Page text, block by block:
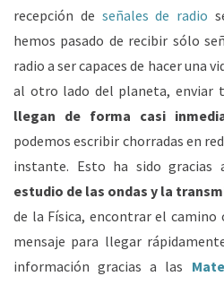
recepción de señales de radio
hemos pasado de recibir sólo
radio a ser capaces de hacer una
al otro lado del planeta, enviar
llegan de forma casi
podemos escribir chorradas en
instante. Esto ha sido gracias
estudio de las ondas y la
de la Física, encontrar el camino
mensaje para llegar
información gracias a las